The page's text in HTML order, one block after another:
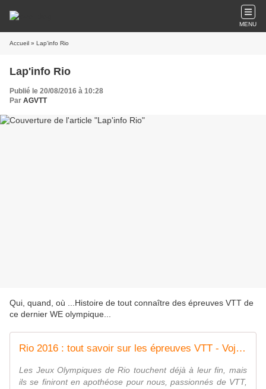
MENU
Accueil » Lap'info Rio
Lap'info Rio
Publié le 20/08/2016 à 10:28
Par AGVTT
​Qui, quand, où ...Histoire de tout connaître des épreuves VTT de
ce dernier WE olympique...
Rio 2016 : tout savoir sur les épreuves VTT - Vojo Magazine
Les Jeux Olympiques de Rio touchent déjà à leur fin, mais
ils se finiront en apothéose pour nous, passionnés de VTT,